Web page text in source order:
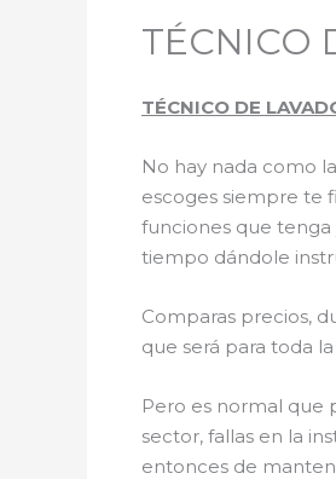
TÉCNICO
TÉCNICO DE
No hay nada como
escoges siempre te
funciones que tenga
tiempo dándole
Comparas precios,
que será para toda
Pero es normal que
sector, fallas en la
entonces de